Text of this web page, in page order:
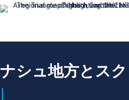
ナシュ地方とス